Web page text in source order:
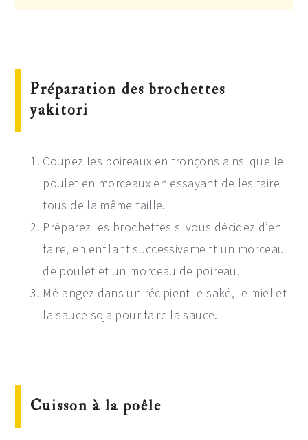
Préparation des brochettes
yakitori
Coupez les poireaux en tronçons ainsi que le
poulet en morceaux en essayant de les faire
tous de la même taille.
Préparez les brochettes si vous décidez d’en
faire, en enfilant successivement un morceau
de poulet et un morceau de poireau.
Mélangez dans un récipient le saké, le miel et
la sauce soja pour faire la sauce.
Cuisson à la poêle